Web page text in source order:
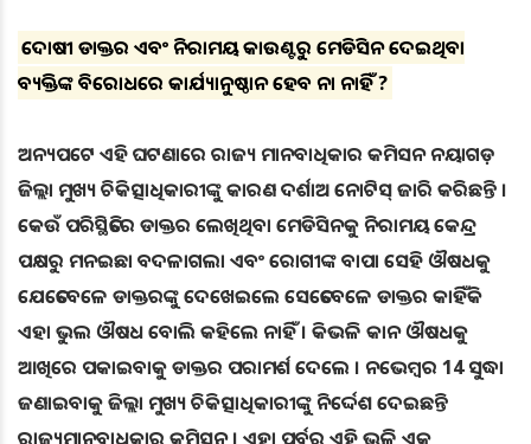
ଦୋଷୀ ଡାକ୍ତର ଏବଂ ନିରାମୟ କାଉଣ୍ଟରୁ ମେଡିସିନ ଦେଇଥିବା
ବ୍ୟକ୍ତିଙ୍କ ବିରୋଧରେ କାର୍ଯ୍ୟାନୁଷ୍ଠାନ ହେବ ନା ନାହିଁ ?
ଅନ୍ୟପଟେ ଏହି ଘଟଣାରେ ରାଜ୍ୟ ମାନବାଧିକାର କମିସନ ନୟାଗଡ଼
ଜିଲ୍ଲା ମୁଖ୍ୟ ଚିକିତ୍ସାଧିକାରୀଙ୍କୁ କାରଣ ଦର୍ଶାଅ ନୋଟିସ୍ ଜାରି କରିଛନ୍ତି ।
କେଉଁ ପରିସ୍ଥିତିରେ ଡାକ୍ତର ଲେଖିଥିବା ମେଡିସିନକୁ ନିରାମୟ କେନ୍ଦ୍ର
ପକ୍ଷରୁ ମନଇଛା ବଦଳାଗଲା ଏବଂ ରୋଗୀଙ୍କ ବାପା ସେହି ଔଷଧକୁ
ଯେତେବେଳେ ଡାକ୍ତରଙ୍କୁ ଦେଖେଇଲେ ସେତେବେଳେ ଡାକ୍ତର କାହିଁକି
ଏହା ଭୁଲ ଔଷଧ ବୋଲି କହିଲେ ନାହିଁ । କିଭଳି କାନ ଔଷଧକୁ
ଆଖିରେ ପକାଇବାକୁ ଡାକ୍ତର ପରାମର୍ଶ ଦେଲେ । ନଭେମ୍ବର 14 ସୁଦ୍ଧା
ଜଣାଇବାକୁ ଜିଲ୍ଲା ମୁଖ୍ୟ ଚିକିତ୍ସାଧିକାରୀଙ୍କୁ ନିର୍ଦ୍ଦେଶ ଦେଇଛନ୍ତି
ରାଜ୍ୟମାନବାଧିକାର କମିସନ । ଏହା ପୂର୍ବରୁ ଏହି ଭଳି ଏକ